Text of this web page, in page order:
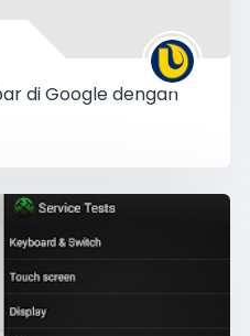
di Google dengan